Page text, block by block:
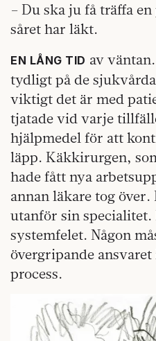
– Du ska ju få träffa
såret har läkt.
EN LÅNG TID av
tydligt på de
viktigt det är med
tjatade vid varje
hjälpmedel för att
läpp. Käkkirurgen,
hade fått nya
annan läkare tog
utanför sin specialitet.
systemfelet. Någon
övergripande
process.